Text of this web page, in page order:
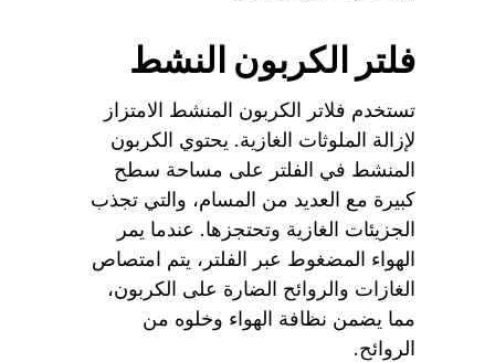
فلتر الكربون النشط
تستخدم فلاتر الكربون المنشط الامتزاز
لإزالة الملوثات الغازية. يحتوي الكربون
المنشط في الفلتر على مساحة سطح
كبيرة مع العديد من المسام، والتي تجذب
الجزيئات الغازية وتحتجزها. عندما يمر
الهواء المضغوط عبر الفلتر، يتم امتصاص
الغازات والروائح الضارة على الكربون،
مما يضمن نظافة الهواء وخلوه من
الروائح.